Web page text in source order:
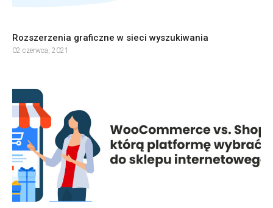
Rozszerzenia graficzne w sieci wyszukiwania
02 czerwca, 2021